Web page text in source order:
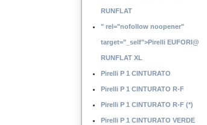
RUNFLAT
" rel="nofollow noopener"
target="_self">Pirelli EUFORI@
RUNFLAT XL
Pirelli P 1 CINTURATO
Pirelli P 1 CINTURATO R-F
Pirelli P 1 CINTURATO R-F (*)
Pirelli P 1 CINTURATO VERDE